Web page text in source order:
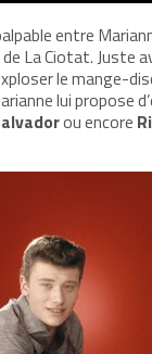
entre
La Ciotat. Juste
le mange-
lui propose
ou encore